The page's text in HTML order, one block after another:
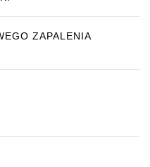
ZAPALENIA